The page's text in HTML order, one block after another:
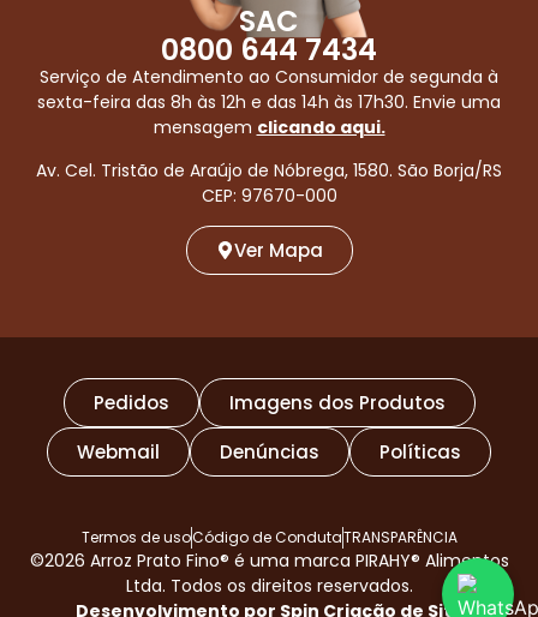
SAC
0800 644 7434
Serviço de Atendimento ao Consumidor de segunda à
sexta-feira das 8h às 12h e das 14h às 17h30. Envie uma
mensagem clicando aqui.
Av. Cel. Tristão de Araújo de Nóbrega, 1580. São Borja/RS
CEP: 97670-000
Ver Mapa
Pedidos
Imagens dos Produtos
Webmail
Denúncias Políticas
Termos de usoCódigo de CondutaTRANSPARÊNCIA
©2026 Arroz Prato Fino® é uma marca PIRAHY® Alimentos
Ltda. Todos os direitos reservados.
Desenvolvimento por Spin Criação de Site